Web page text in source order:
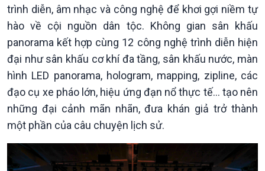
trình diễn, âm nhạc và công nghệ để khơi gợi niềm tự
hào về cội nguồn dân tộc. Không gian sân khấu
panorama kết hợp cùng 12 công nghệ trình diễn hiện
đại như sân khấu cơ khí đa tầng, sân khấu nước, màn
hình LED panorama, hologram, mapping, zipline, các
đạo cụ xe pháo lớn, hiệu ứng đạn nổ thực tế... tạo nên
những đại cảnh mãn nhãn, đưa khán giả trở thành
một phần của câu chuyện lịch sử.